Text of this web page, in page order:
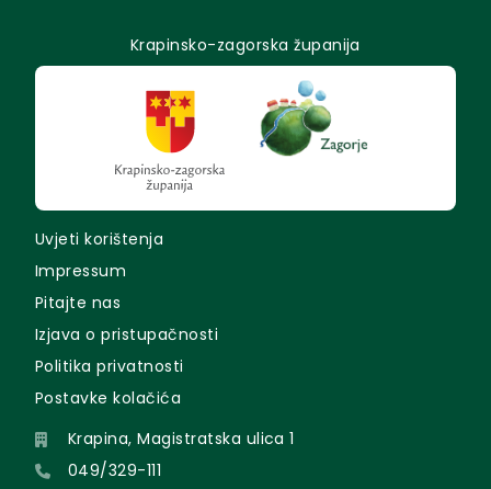
Krapinsko-zagorska županija
Uvjeti korištenja
Impressum
Pitajte nas
Izjava o pristupačnosti
Politika privatnosti
Postavke kolačića
Krapina, Magistratska ulica 1
049/329-111